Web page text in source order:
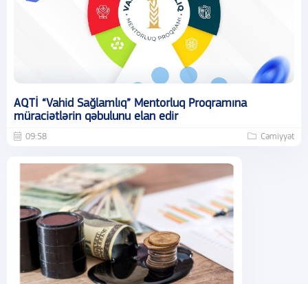
AQTİ “Vahid Sağlamlıq” Mentorluq Proqramına
müraciətlərin qəbulunu elan edir
09:58 Cəmiyyət